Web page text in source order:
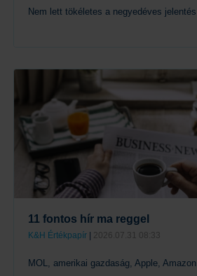
Nem lett tökéletes a negyedéves jelentés
11 fontos hír ma reggel
K&H Értékpapír 2026.07.31 08:33
MOL, amerikai gazdaság, Apple, Amazon